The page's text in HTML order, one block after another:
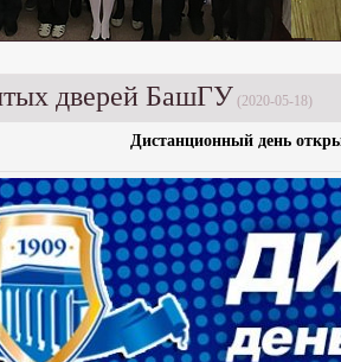
дверей БашГУ (2020-05-18)
Дистанционный день